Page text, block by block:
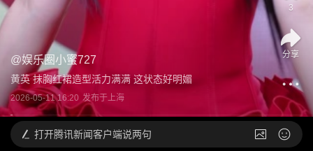
@娱乐圈小蜜727
黄英 抹胸红裙造型活力满满 这状态好明媚
2026-05-11 16:20 发布于上海
3
分享
打开腾讯新闻客户端说两句